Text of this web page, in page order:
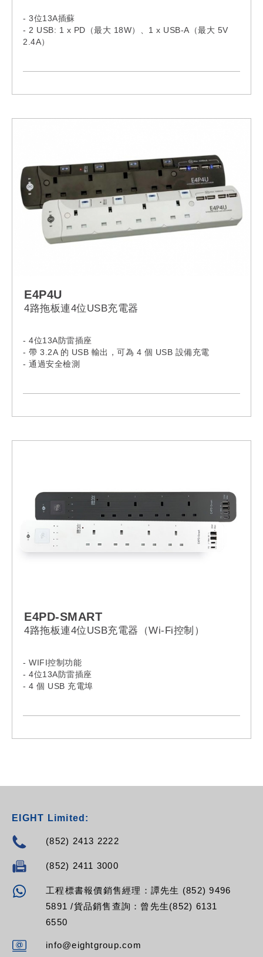
- 3位13A插蘇
- 2 USB: 1 x PD（最大 18W）、1 x USB-A（最大 5V
2.4A）
E4P4U
4路拖板連4位USB充電器
- 4位13A防雷插座
- 帶 3.2A 的 USB 輸出，可為 4 個 USB 設備充電
- 通過安全檢測
E4PD-SMART
4路拖板連4位USB充電器（Wi-Fi控制）
- WIFI控制功能
- 4位13A防雷插座
- 4 個 USB 充電埠
EIGHT Limited:
(852) 2413 2222
(852) 2411 3000
工程標書報價銷售經理：譚先生 (852) 9496
5891 /貨品銷售查詢：曾先生(852) 6131
6550
info@eightgroup.com